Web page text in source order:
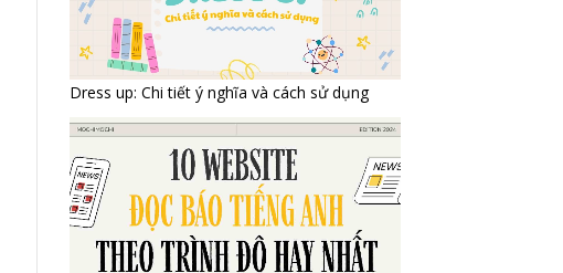
Dress up: Chi tiết ý nghĩa và cách sử dụng